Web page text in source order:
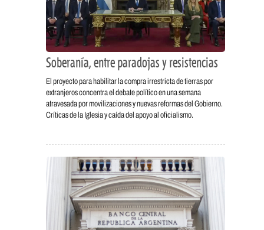
Soberanía, entre paradojas y resistencias
El proyecto para habilitar la compra irrestricta de tierras por
extranjeros concentra el debate político en una semana
atravesada por movilizaciones y nuevas reformas del Gobierno.
Críticas de la Iglesia y caída del apoyo al oficialismo.